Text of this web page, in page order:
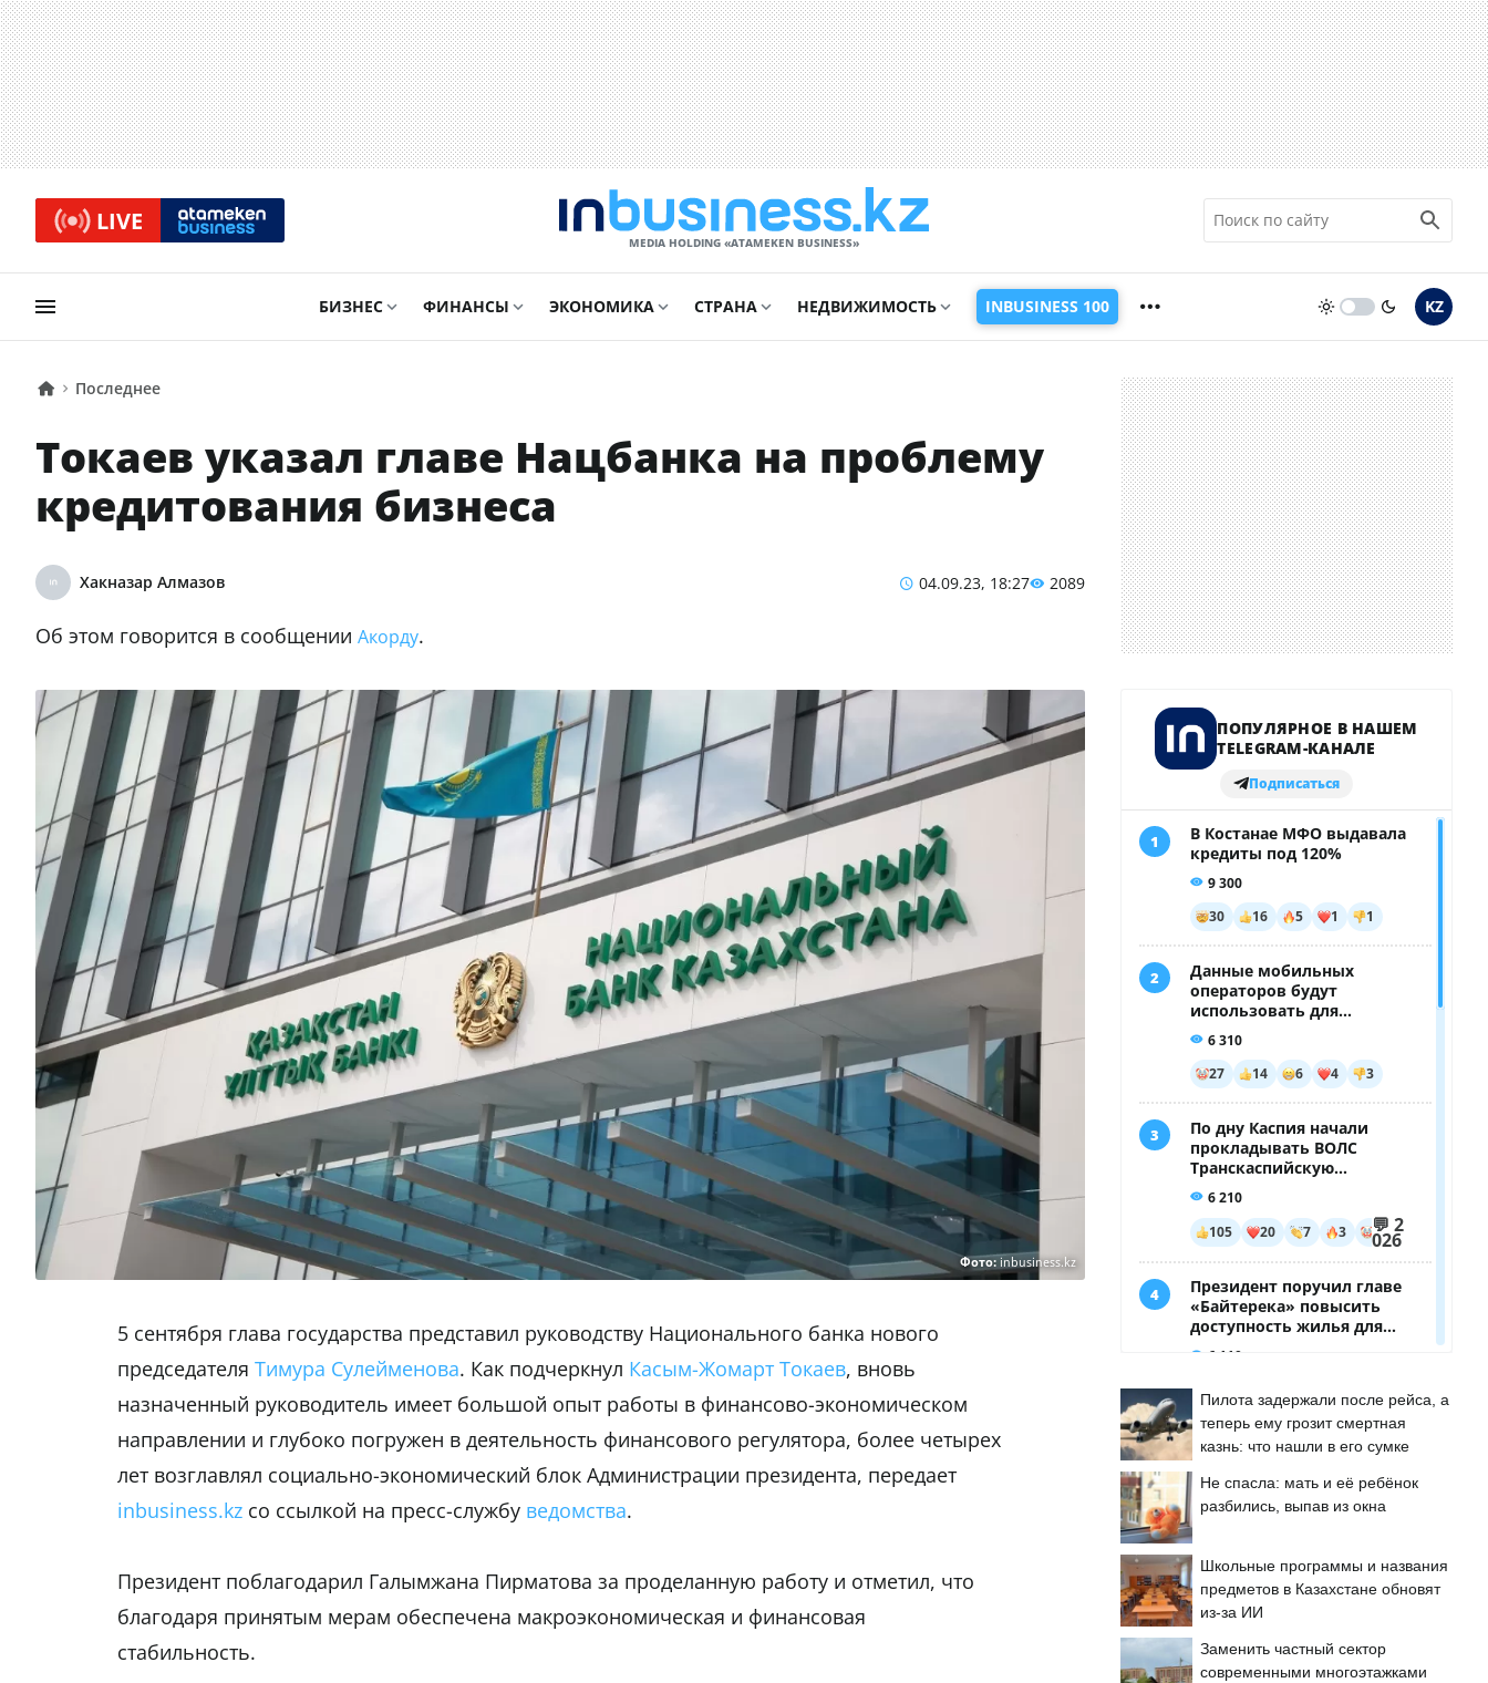
LIVE
MEDIA HOLDING «ATAMEKЕN BUSINESS»
БИЗНЕС ФИНАНСЫ ЭКОНОМИКА СТРАНА НЕДВИЖИМОСТЬ INBUSINESS 100 KZ
Последнее
Токаев указал главе Нацбанка на проблему
кредитования бизнеса
Хакназар Алмазов 04.09.23, 18:27 2089
Об этом говорится в сообщении Акорду.
Фото:inbusiness.kz
5 сентября глава государства представил руководству Национального банка нового
председателя Тимура Сулейменова. Как подчеркнул Касым-Жомарт Токаев, вновь
назначенный руководитель имеет большой опыт работы в финансово-экономическом
направлении и глубоко погружен в деятельность финансового регулятора, более четырех
лет возглавлял социально-экономический блок Администрации президента, передает
inbusiness.kz со ссылкой на пресс-службу ведомства.
Президент поблагодарил Галымжана Пирматова за проделанную работу и отметил, что
благодаря принятым мерам обеспечена макроэкономическая и финансовая
стабильность.
Пилота задержали после рейса, а
теперь ему грозит смертная
казнь: что нашли в его сумке
Не спасла: мать и её ребёнок
разбились, выпав из окна
Школьные программы и названия
предметов в Казахстане обновят
из-за ИИ
Заменить частный сектор
современными многоэтажками